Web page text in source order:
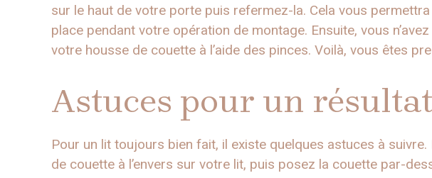
sur le haut de votre porte puis refermez-la. Cela vous
place pendant votre opération de montage. Ensuite, vous
votre housse de couette à l’aide des pinces. Voilà, vous êtes
Astuces pour un
Pour un lit toujours bien fait, il existe quelques astuces à suivre.
de couette à l’envers sur votre lit, puis posez la couette par-